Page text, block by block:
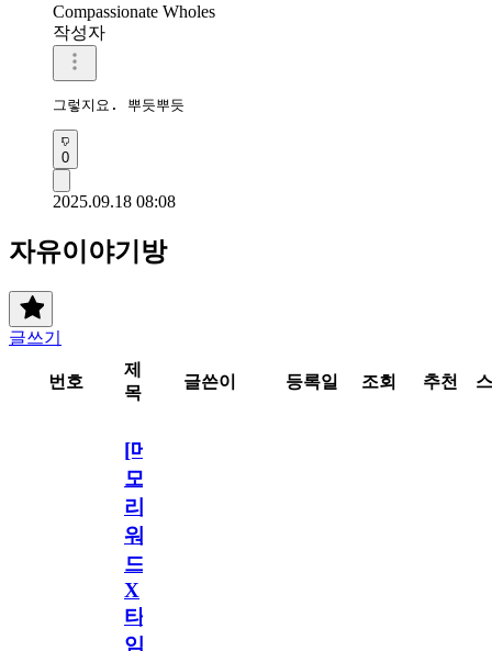
Compassionate Wholes
작성자
그렇지요. 뿌듯뿌듯
0
2025.09.18 08:08
자유이야기방
글쓰기
번호
제
목
글쓴이 등록일 조회 추천
[메
모
리
워
드
X
타
임